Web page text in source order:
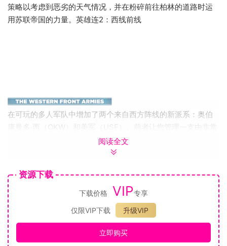
策略以考虑到恶劣的天气情况，并在粉碎前往柏林的道路时运
用苏联帝国的力量。英雄连2：西线前线
在可玩的多人军队中增加了两个来自西方阵线的新派系：奥伯
康曼多·西（OKW）和美军（USF）。前者让您管理一支由非常
专业和精锐的部队组成的侵略性和强大部队，数量却非常有
限，而后者则引入了一支远征军，可以采用多种方法和非常强
缺。英雄连2：阿登突击
为围绕突击战的USF派系提供了引人注目的单人战役。在两次
阅读全文
资源下载
下载价格 VIP专享
仅限VIP下载
升级VIP
立即购买